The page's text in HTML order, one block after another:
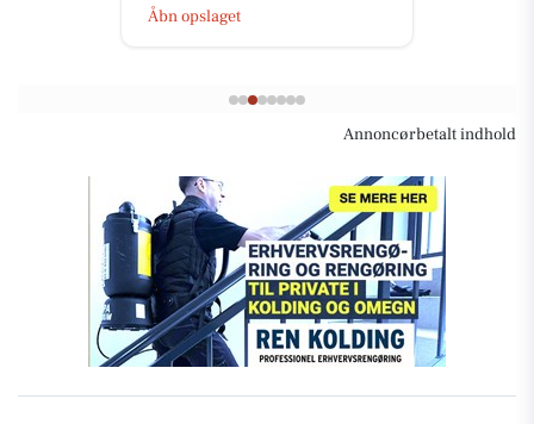
Åbn opslaget
Annoncørbetalt indhold